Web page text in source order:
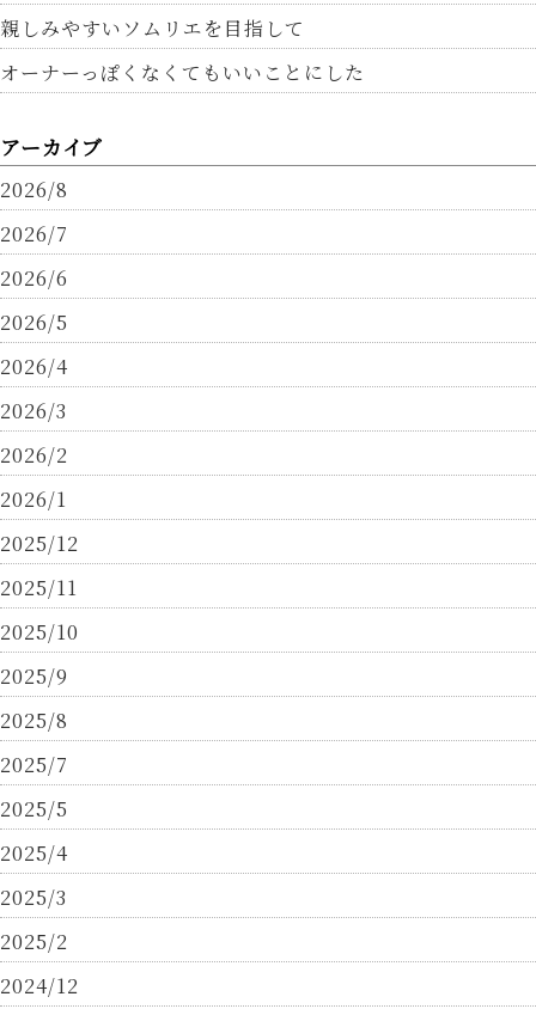
親しみやすいソムリエを目指して
オーナーっぽくなくてもいいことにした
アーカイブ
2026/8
2026/7
2026/6
2026/5
2026/4
2026/3
2026/2
2026/1
2025/12
2025/11
2025/10
2025/9
2025/8
2025/7
2025/5
2025/4
2025/3
2025/2
2024/12